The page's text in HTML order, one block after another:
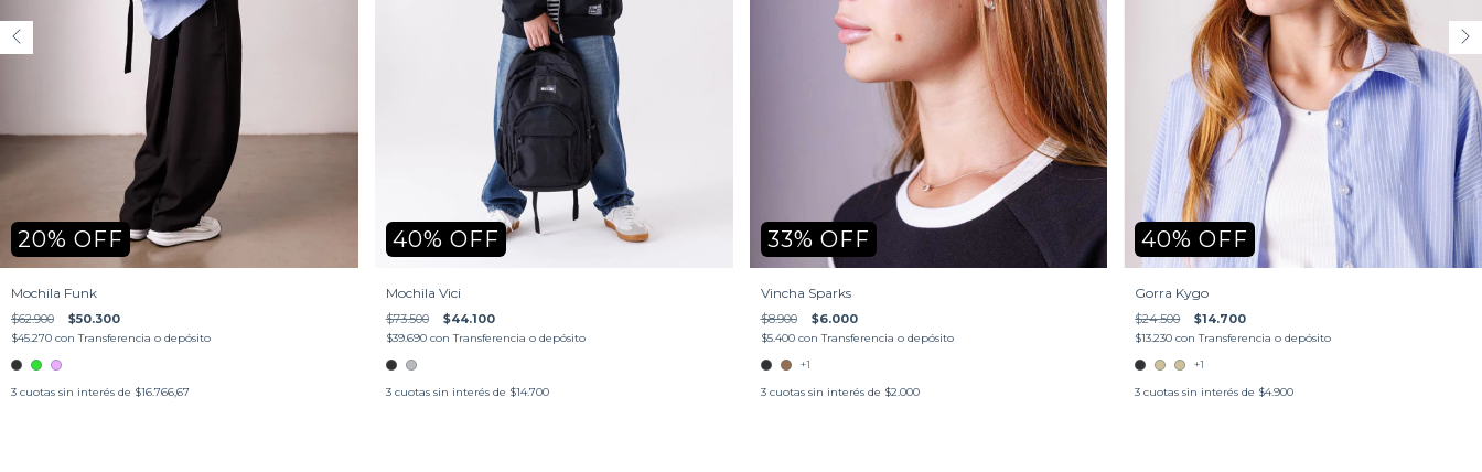
20% OFF
Mochila Funk
$62.900 $50.300
$45.270 con Transferencia o depósito
3 cuotas sin interés de $16.766,67
40% OFF
Mochila Vici
$73.500 $44.100
$39.690 con Transferencia o depósito
3 cuotas sin interés de $14.700
33% OFF
Vincha Sparks
$8.900 $6.000
$5.400 con Transferencia o depósito
+1
3 cuotas sin interés de $2.000
40%OFF
Gorra Kygo
$24.500 $14.700
$13.230con Transferencia o depósito
+1
3 cuotas sin interés de $4.900